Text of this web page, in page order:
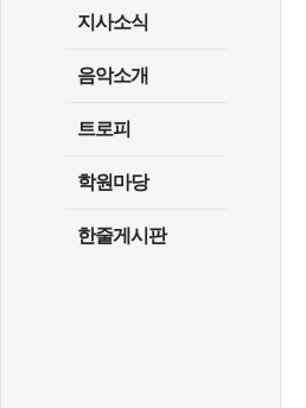
지사소식
음악소개
트로피
학원마당
한줄게시판